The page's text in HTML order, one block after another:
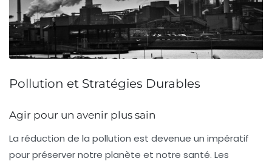
Pollution et Stratégies Durables
Agir pour un avenir plus sain
La réduction de la pollution est devenue un impératif
pour préserver notre planète et notre santé. Les